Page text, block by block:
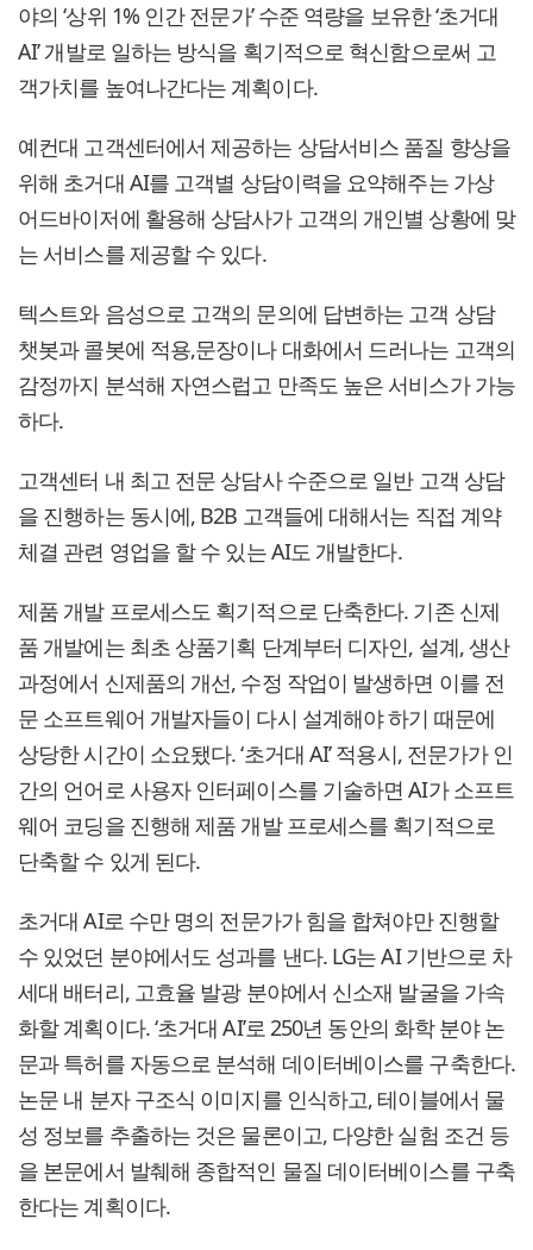
야의 ‘상위 1% 인간 전문가’ 수준 역량을 보유한 ‘초거대
AI’ 개발로 일하는 방식을 획기적으로 혁신함으로써 고
객가치를 높여나간다는 계획이다.
예컨대 고객센터에서 제공하는 상담서비스 품질 향상을
위해 초거대 AI를 고객별 상담이력을 요약해주는 가상
어드바이저에 활용해 상담사가 고객의 개인별 상황에 맞
는 서비스를 제공할 수 있다.
텍스트와 음성으로 고객의 문의에 답변하는 고객 상담
챗봇과 콜봇에 적용,문장이나 대화에서 드러나는 고객의
감정까지 분석해 자연스럽고 만족도 높은 서비스가 가능
하다.
고객센터 내 최고 전문 상담사 수준으로 일반 고객 상담
을 진행하는 동시에, B2B 고객들에 대해서는 직접 계약
체결 관련 영업을 할 수 있는 AI도 개발한다.
제품 개발 프로세스도 획기적으로 단축한다. 기존 신제
품 개발에는 최초 상품기획 단계부터 디자인, 설계, 생산
과정에서 신제품의 개선, 수정 작업이 발생하면 이를 전
문 소프트웨어 개발자들이 다시 설계해야 하기 때문에
상당한 시간이 소요됐다. ‘초거대 AI’ 적용시, 전문가가 인
간의 언어로 사용자 인터페이스를 기술하면 AI가 소프트
웨어 코딩을 진행해 제품 개발 프로세스를 획기적으로
단축할 수 있게 된다.
초거대 AI로 수만 명의 전문가가 힘을 합쳐야만 진행할
수 있었던 분야에서도 성과를 낸다. LG는 AI 기반으로 차
세대 배터리, 고효율 발광 분야에서 신소재 발굴을 가속
화할 계획이다. ‘초거대 AI’로 250년 동안의 화학 분야 논
문과 특허를 자동으로 분석해 데이터베이스를 구축한다.
논문 내 분자 구조식 이미지를 인식하고, 테이블에서 물
성 정보를 추출하는 것은 물론이고, 다양한 실험 조건 등
을 본문에서 발췌해 종합적인 물질 데이터베이스를 구축
한다는 계획이다.